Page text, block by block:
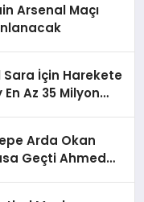
Arsenal Maçı
İçin Harekete
Az 35 Milyon
Arda Okan
Geçti Ahmed